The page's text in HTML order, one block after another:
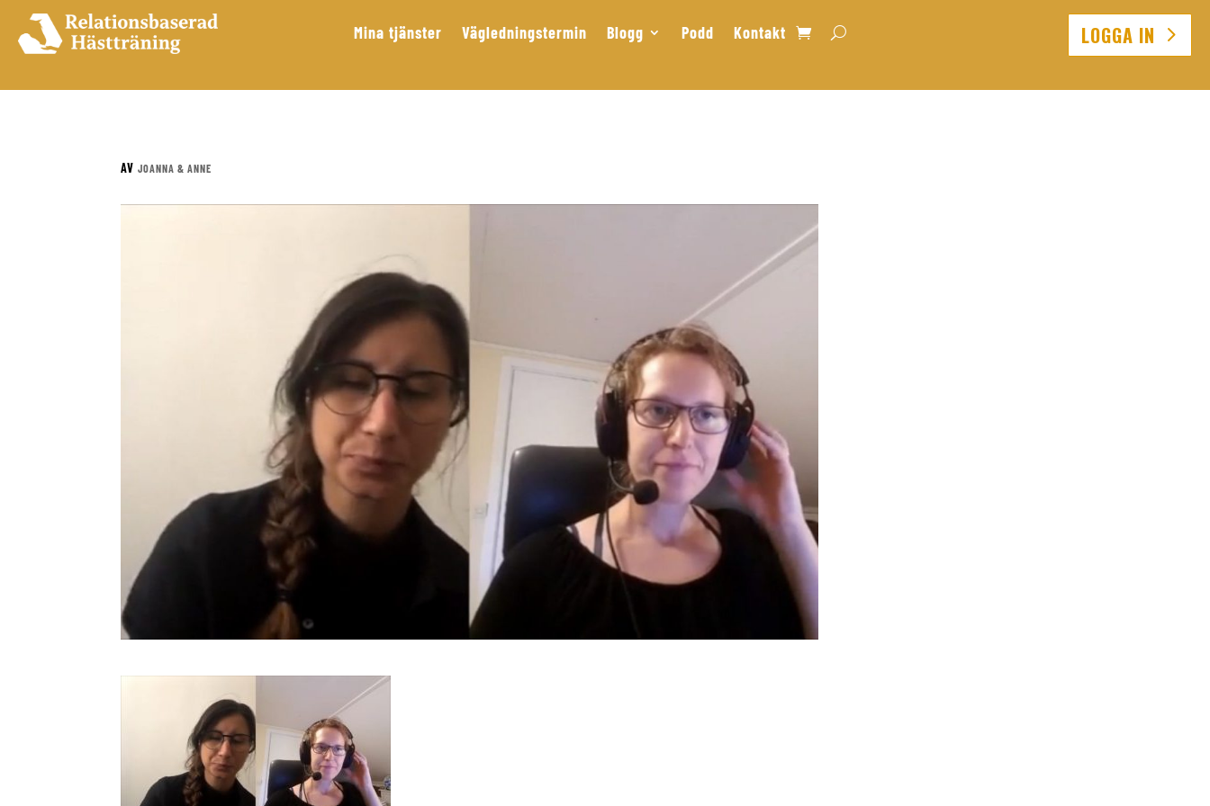
Mina tjänster Vägledningstermin Blogg Podd Kontakt LOGGA IN
AVJOANNA & ANNE